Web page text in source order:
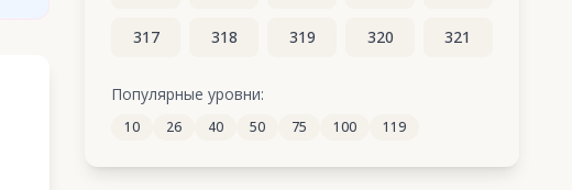
317 318 319 320 321
327 328 329 330
Популярные уровни:
10 26 40 50 75 100 119